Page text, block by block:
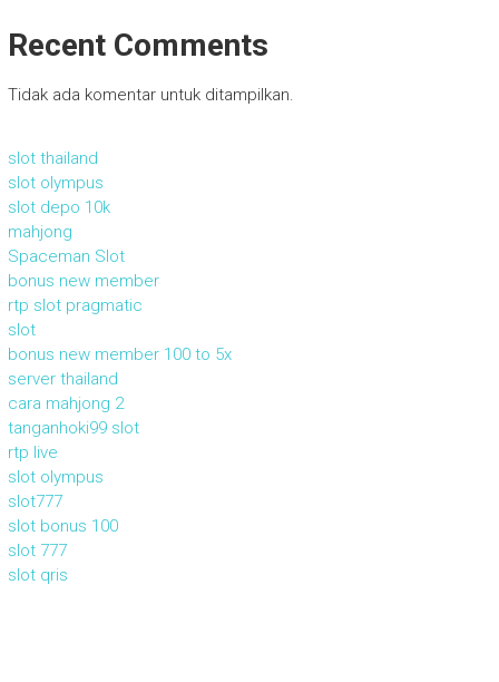
Recent Comments
Tidak ada komentar untuk ditampilkan.
slot thailand
slot olympus
slot depo 10k
mahjong
Spaceman Slot
bonus new member
rtp slot pragmatic
slot
bonus new member 100 to 5x
server thailand
cara mahjong 2
tanganhoki99 slot
rtp live
slot olympus
slot777
slot bonus 100
slot 777
slot qris